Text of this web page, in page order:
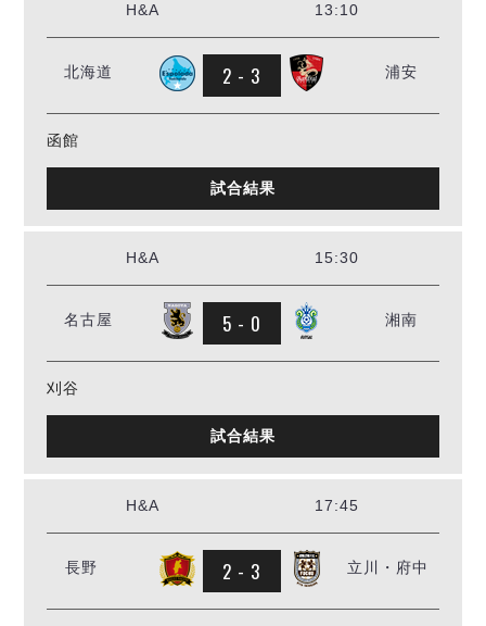
H&A 13:10
北海道 2 - 3 浦安
函館
試合結果
H&A 15:30
名古屋 5 - 0 湘南
刈谷
試合結果
H&A 17:45
長野 2 - 3 立川・府中